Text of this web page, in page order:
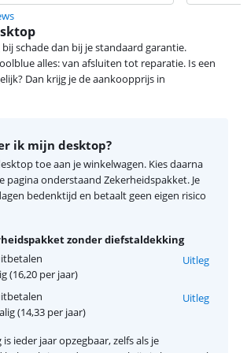
schade dan bij je standaard garantie.
alles: van afsluiten tot reparatie. Is een
Dan krijg je de aankoopprijs in
ik mijn desktop?
toe aan je winkelwagen. Kies daarna
pagina onderstaand Zekerheidspakket. Je
bedenktijd en betaalt geen eigen risico
zonder diefstaldekking
(16,20 per jaar)
Uitleg
(14,33 per jaar)
Uitleg
ieder jaar opzegbaar, zelfs als je